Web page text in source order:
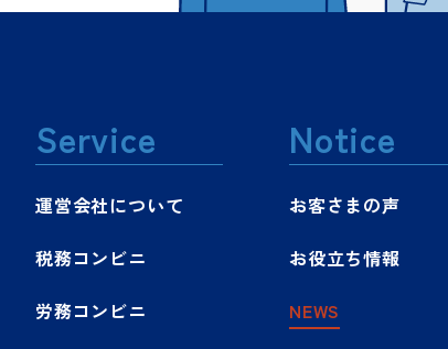
Service
運営会社について
税務コンビニ
労務コンビニ
Notice
お客さまの声
お役立ち情報
NEWS